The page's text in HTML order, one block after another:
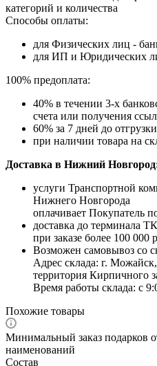
категорий и количества
Способы оплаты:
для Физических лиц -
для ИП и Юридических
100% предоплата:
40% в течении 3-х
счета или получения
60% за 7 дней до
при наличии товара на
Доставка в Нижний
услуги Транспортной
Нижнего Новгорода
оплачивает Покупатель
доставка до терминала
при заказе более 100 000
Возможен самовывоз со
Адрес склада: г.
территория Кирпичного
Время работы склада: с
Похожие товары
Минимальный заказ подарков
наименований
Состав